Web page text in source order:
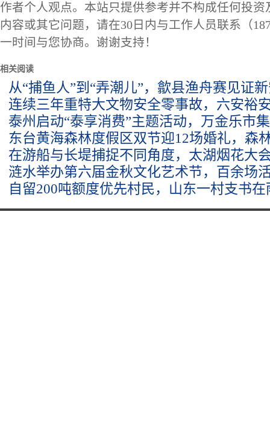
作者个人观点。本站只提供参考并不构成任何投
内容或其它问题，请在30日内与工作人员联系（
一时间与您协商。谢谢支持！
相关阅读
从“捕鱼人”到“弄潮儿”，歙县渔舟赛见证
连续三年重特大文物安全零事故，六安裕
泰州启动“泰享消费”主题活动，万金乐市
东台黄海森林度假区双节迎12场婚礼，森
在游船与长堤捕捉不同角度，太湖烟花大
涟水举办第六届金秋文化艺术节，百余场
自留200吨额度优先村民，山东一村支书在